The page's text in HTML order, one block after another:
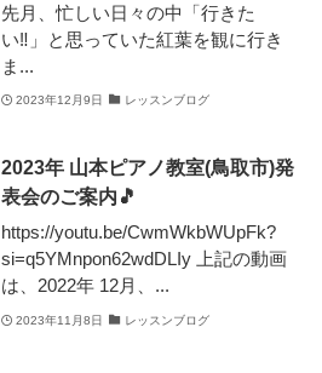
先月、忙しい日々の中「行きた
い‼️」と思っていた紅葉を観に行き
ま...
2023年12月9日 レッスンブログ
2023年 山本ピアノ教室(鳥取市)発
表会のご案内🎵
https://youtu.be/CwmWkbWUpFk?
si=q5YMnpon62wdDLIy 上記の動画
は、2022年 12月、...
2023年11月8日 レッスンブログ